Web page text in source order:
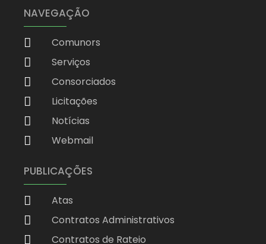
NAVEGAÇÃO
Comunors
Serviços
Consorciados
Licitações
Notícias
Webmail
PUBLICAÇÕES
Atas
Contratos Administrativos
Contratos de Rateio